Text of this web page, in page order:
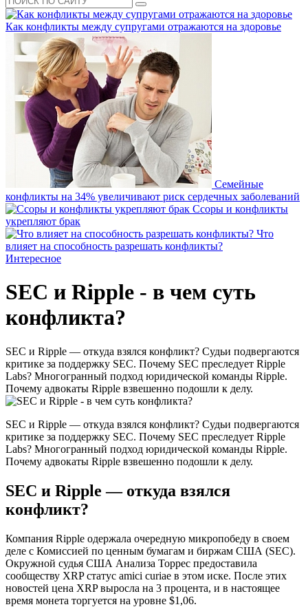
Как конфликты между супругами отражаются на здоровье
Семейные
конфликты на 34% увеличивают риск сердечных заболеваний
Ссоры и конфликты
укрепляют брак
Что
влияет на способность разрешать конфликты?
Интересное
SEC и Ripple - в чем суть
конфликта?
SEC и Ripple — откуда взялся конфликт? Судьи подвергаются
критике за поддержку SEC. Почему SEC преследует Ripple
Labs? Многогранный подход юридической команды Ripple.
Почему адвокаты Ripple взвешенно подошли к делу.
SEC и Ripple — откуда взялся конфликт? Судьи подвергаются
критике за поддержку SEC. Почему SEC преследует Ripple
Labs? Многогранный подход юридической команды Ripple.
Почему адвокаты Ripple взвешенно подошли к делу.
SEC и Ripple — откуда взялся
конфликт?
Компания Ripple одержала очередную микропобеду в своем
деле с Комиссией по ценным бумагам и биржам США (SEC).
Окружной судья США Анализа Торрес предоставила
сообществу XRP статус amici curiae в этом иске. После этих
новостей цена XRP выросла на 3 процента, и в настоящее
время монета торгуется на уровне $1,06.